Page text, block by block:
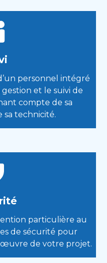
personnel intégré
et le suivi de
compte de sa
sa technicité.
particulière au
de sécurité pour
œuvre de votre projet.